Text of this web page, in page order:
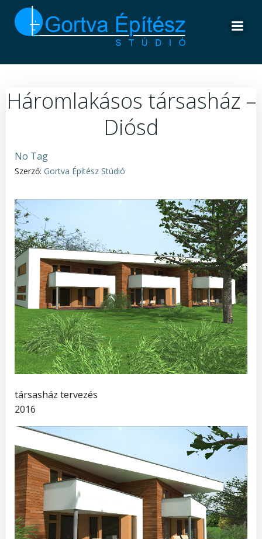
to
content
Háromlakásos társasház –
Diósd
No Tag
Szerző: Gortva Építész Stúdió
társasház tervezés
2016